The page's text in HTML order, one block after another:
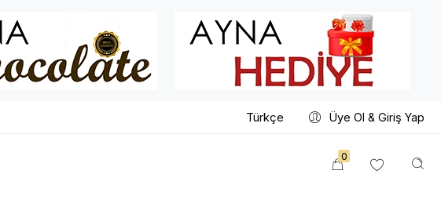
Türkçe Üye Ol & Giriş Yap
0